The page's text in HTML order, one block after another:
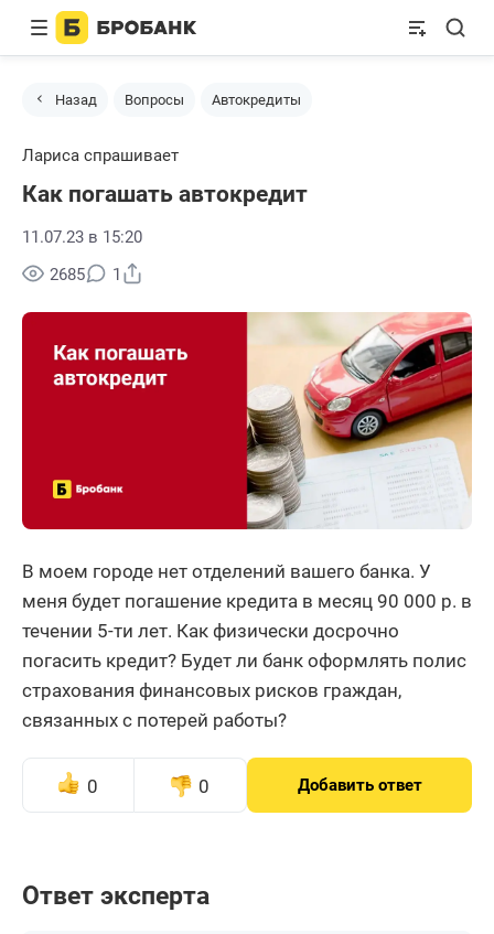
Назад Вопросы Автокредиты
Лариса спрашивает
Как погашать автокредит
11.07.23 в 15:20
2685
1
В моем городе нет отделений вашего банка. У
меня будет погашение кредита в месяц 90 000 р. в
течении 5-ти лет. Как физически досрочно
погасить кредит? Будет ли банк оформлять полис
страхования финансовых рисков граждан,
связанных с потерей работы?
0 0 Добавить ответ
Ответ эксперта